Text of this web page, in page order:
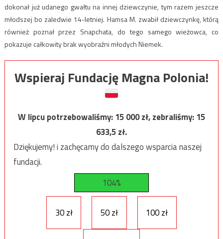
dokonał już udanego gwałtu na innej dziewczynie, tym razem jeszcze
młodszej bo zaledwie 14-letniej. Hamsa M. zwabił dziewczynkę, którą
również poznał przez Snapchata, do tego samego wieżowca, co
pokazuje całkowity brak wyobraźni młodych Niemek.
Wspieraj Fundację Magna Polonia!
W lipcu potrzebowaliśmy:15 000zł, zebraliśmy:15
633,5zł.
Dziękujemy! i zachęcamy do dalszego wsparcia naszej
fundacji.
104%
30 zł 50 zł 100 zł